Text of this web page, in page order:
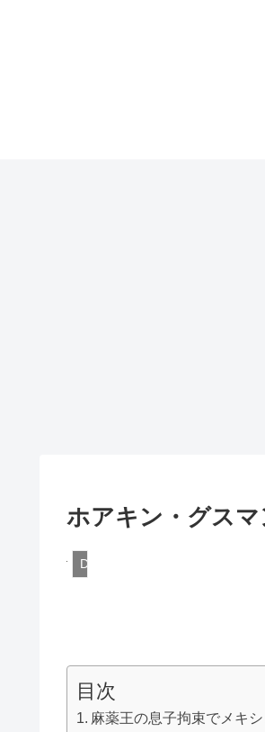
ホアキン・グス
DQN
目次
麻薬王の息子拘束でメキ